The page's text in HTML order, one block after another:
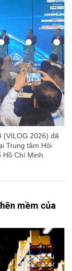
(VILOG 2026) đã
Trung tâm Hội
Chí Minh.
mềm của